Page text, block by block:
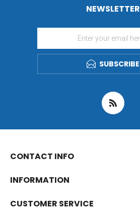
NEWSLETTER
SUBSCRIBE
CONTACT INFO
INFORMATION
CUSTOMER SERVICE